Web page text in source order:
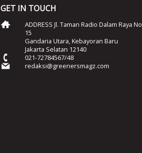
GET IN TOUCH
ADDRESS Jl. Taman Radio Dalam Raya No
15
Gandaria Utara, Kebayoran Baru
Jakarta Selatan 12140
021-72784567/48
redaksi@greenersmagz.com